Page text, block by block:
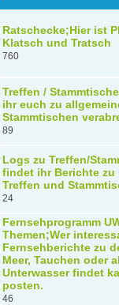
Ratschecke;Hier ist
Klatsch und Tratsch
760
Treffen /
ihr euch zu
Stammtischen
89
Logs zu Treffen/
findet ihr Berichte zu
Treffen und
24
Fernsehprogramm
Themen;Wer
Fernsehberichte zu
Meer, Tauchen oder
Unterwasser findet
posten.
46